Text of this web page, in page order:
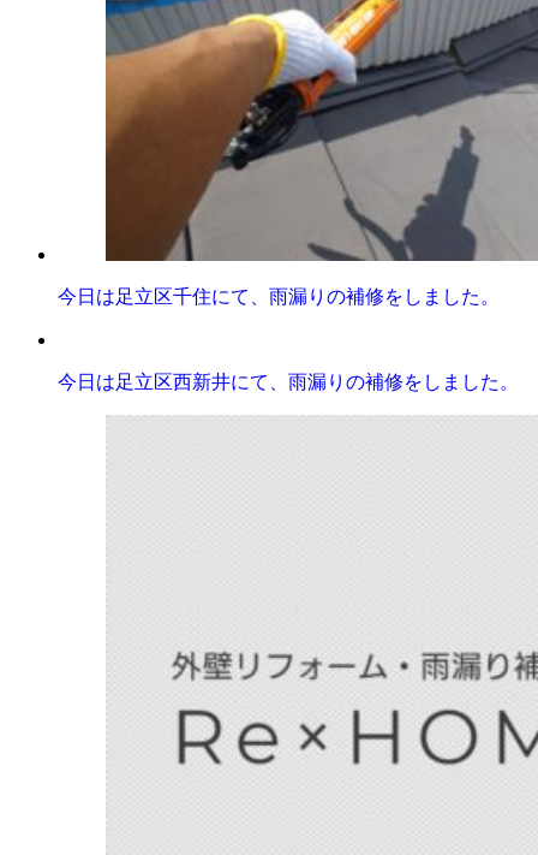
今日は足立区千住にて、雨漏りの補修をしました。
今日は足立区西新井にて、雨漏りの補修をしました。